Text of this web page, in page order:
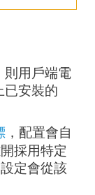
則用戶端電
已安裝的
，配置會自
採用特定
定會從該